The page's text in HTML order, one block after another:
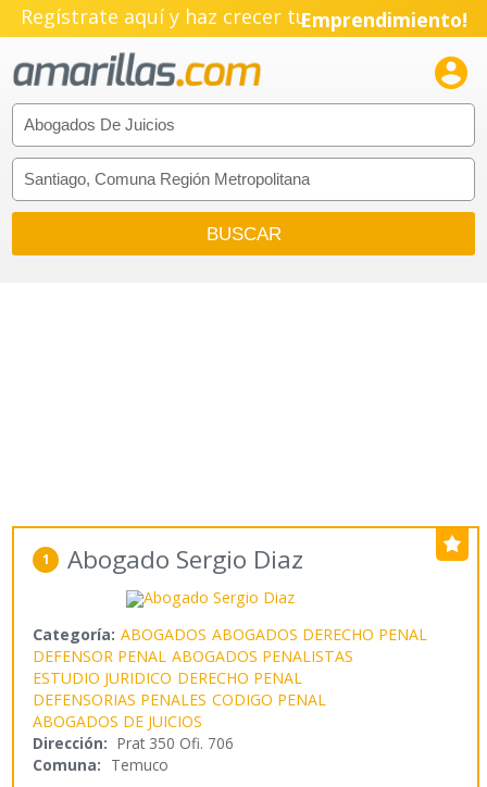
Regístrate aquí y haz crecer tuEmprendimiento!

1 Abogado Sergio Diaz
Categoría: ABOGADOS ABOGADOS DERECHO PENAL
DEFENSOR PENAL ABOGADOS PENALISTAS
ESTUDIO JURIDICO DERECHO PENAL
DEFENSORIAS PENALES CODIGO PENAL
ABOGADOS DE JUICIOS
Dirección: Prat 350 Ofi. 706
Comuna: Temuco